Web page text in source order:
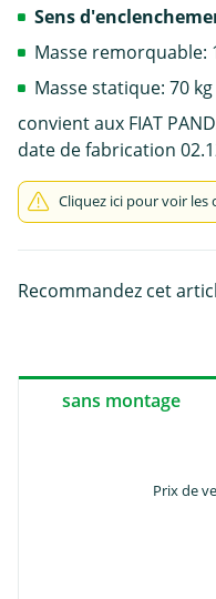
Sens
Masse remorquable:
Masse statique: 70 kg
convient aux FIAT
date de fabrication
Cliquez ici pour voir les
Recommandez cet
sans montage
Prix de